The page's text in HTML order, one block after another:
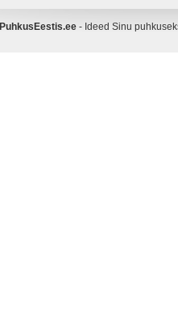
PuhkusEestis.ee- Ideed Sinu